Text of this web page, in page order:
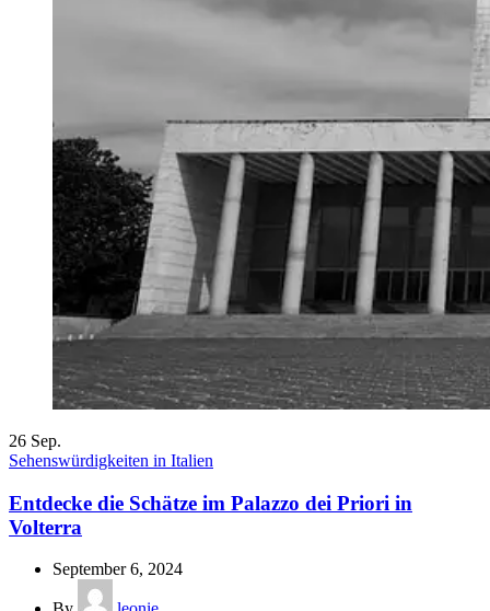
26 Sep.
Sehenswürdigkeiten in Italien
Entdecke die Schätze im Palazzo dei Priori in
Volterra
September 6, 2024